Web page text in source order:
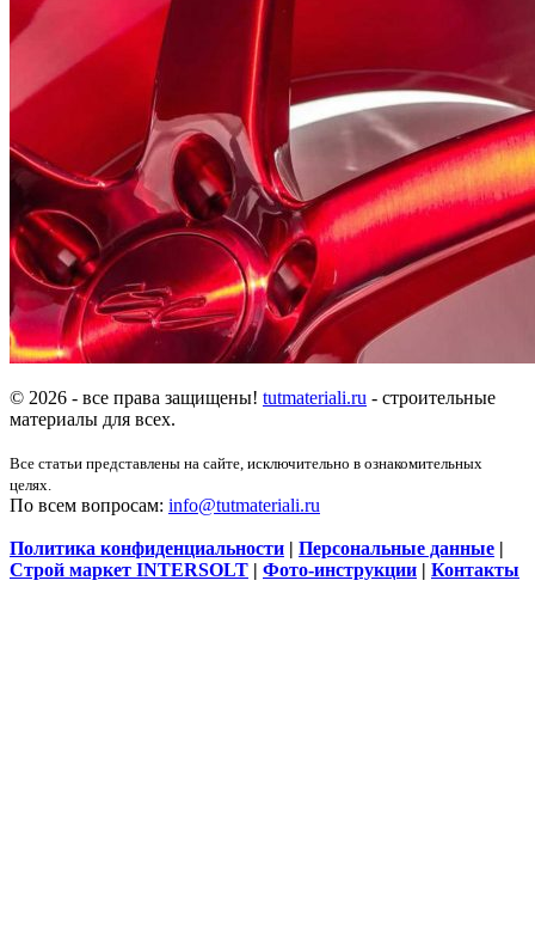
© 2026 - все права защищены! tutmateriali.ru - строительные
материалы для всех.
Все статьи представлены на сайте, исключительно в ознакомительных
целях.
По всем вопросам: info@tutmateriali.ru
Политика конфиденциальности | Персональные данные |
Строй маркет INTERSOLT | Фото-инструкции | Контакты